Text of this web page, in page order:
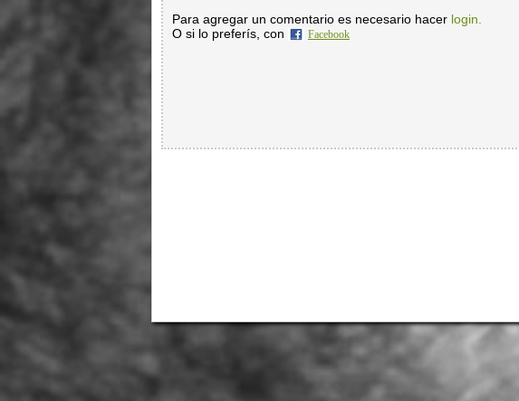
Para agregar un comentario es necesario hacer login.
O si lo preferís, con
Facebook